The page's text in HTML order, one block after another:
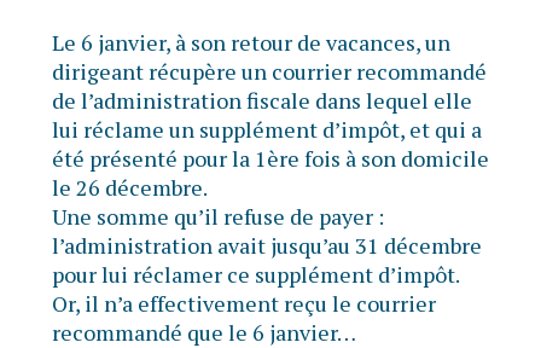
Le 6 janvier, à son retour de vacances, un
dirigeant récupère un courrier recommandé
de l’administration fiscale dans lequel elle
lui réclame un supplément d’impôt, et qui a
été présenté pour la 1ère fois à son domicile
le 26 décembre.
Une somme qu’il refuse de payer :
l’administration avait jusqu’au 31 décembre
pour lui réclamer ce supplément d’impôt.
Or, il n’a effectivement reçu le courrier
recommandé que le 6 janvier…